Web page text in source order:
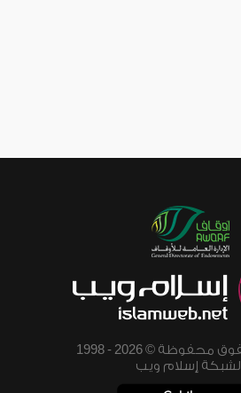
جميع الحقوق محفوظة © 2026 - 1998
لشبكة إسلام ويب